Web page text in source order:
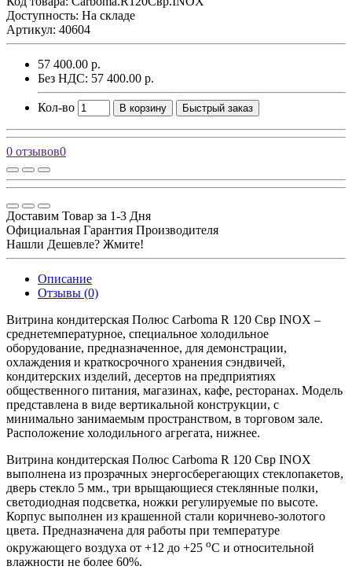
Доступность: На складе
Артикул: 40604
57 400.00 р.
Без НДС: 57 400.00 р.
Кол-во В корзину Быстрый заказ
0 отзывов0
Доставим Товар за 1-3 Дня
Официальная Гарантия Производителя
Нашли Дешевле? Жмите!
Описание
Отзывы (0)
Витрина кондитерская Полюс Carboma R 120 Cвр INOX –
среднетемпературное, специальное холодильное
оборудование, предназначенное, для демонстрации,
охлаждения и краткосрочного хранения сэндвичей,
кондитерских изделий, десертов на предприятиях
общественного питания, магазинах, кафе, ресторанах. Модель
представлена в виде вертикальной конструкции, с
минимально занимаемым пространством, в торговом зале.
Расположение холодильного агрегата, нижнее.
Витрина кондитерская Полюс Carboma R 120 Cвр INOX
выполнена из прозрачных энергосберегающих стеклопакетов,
дверь стекло 5 мм., три врыщающиеся стеклянные полки,
светодиодная подсветка, ножки регулируемые по высоте.
Корпус выполнен из крашенной стали коричнево-золотого
цвета. Предназначена для работы при температуре
окружающего воздуха от +12 до +25 оС и относительной
влажности не более 60%.